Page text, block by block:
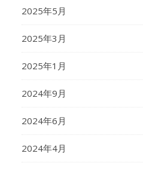
2025年5月
2025年3月
2025年1月
2024年9月
2024年6月
2024年4月